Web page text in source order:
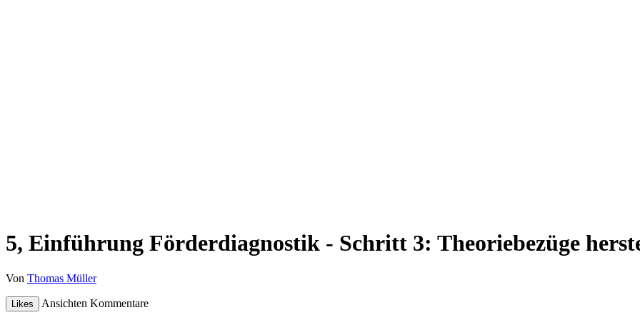
5, Einführung Förderdiagnostik - Schritt 3: Theoriebezüge
Von Thomas Müller
Likes Ansichten Kommentare